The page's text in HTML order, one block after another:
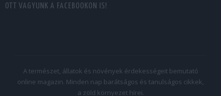
OTT VAGYUNK A FACEBOOKON IS!
A természet, állatok és növények érdekességeit bemutató
online magazin. Minden nap barátságos és tanulságos cikkek,
a zöld környezet hírei.